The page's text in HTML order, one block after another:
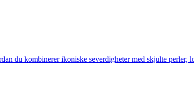
du kombinerer ikoniske severdigheter med skjulte perler,